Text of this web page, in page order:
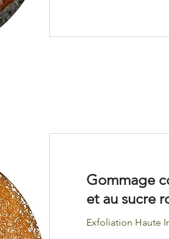
Gommage
et au sucre
Exfoliation Haute